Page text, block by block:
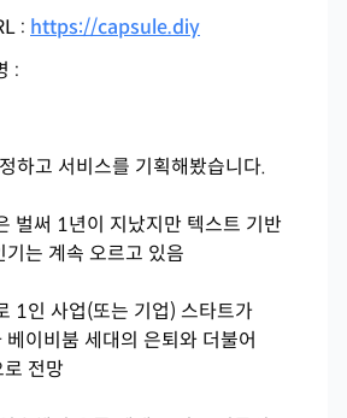
: https://capsule.diy
:
하고 서비스를 기획해봤습니다.
벌써 1년이 지났지만 텍스트 기반
는 계속 오르고 있음
1인 사업(또는 기업) 스타트가
이비붐 세대의 은퇴와 더불어
전망